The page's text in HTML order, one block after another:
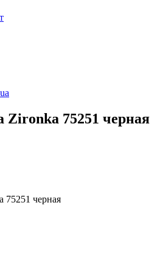
75251 черная
75251 черная